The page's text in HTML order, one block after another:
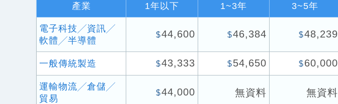
產業 1年以下 1~3年 3~5年
電子科技╱資訊╱
軟體╱半導體
$44,600 $46,384 $48,239
一般傳統製造 $43,333 $54,650 $60,000
運輸物流╱倉儲╱
貿易
$44,000 無資料 無資料